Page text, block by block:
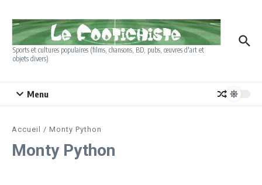
Sports et cultures populaires (films, chansons, BD, pubs, œuvres d'art et
objets divers)
Menu
Accueil / Monty Python
Monty Python